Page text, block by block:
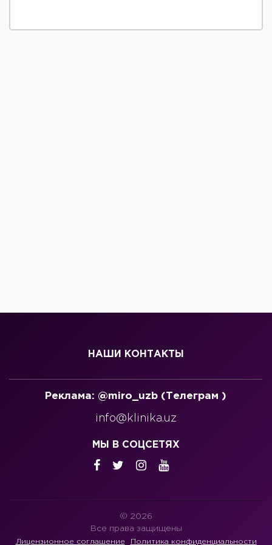
НАШИ КОНТАКТЫ
Реклама: @miro_uzb (Телеграм )
info@klinika.uz
МЫ В СОЦСЕТЯХ
© 2026
Все права защищены
Лицензионное соглашение Политика конфиденциальности